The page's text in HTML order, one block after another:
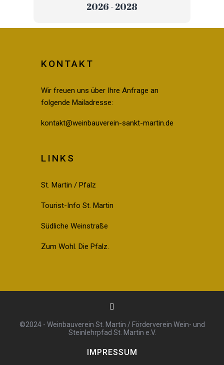
2026 - 2028
KONTAKT
Wir freuen uns über Ihre Anfrage an
folgende Mailadresse:
kontakt@weinbauverein-sankt-martin.de
LINKS
St. Martin / Pfalz
Tourist-Info St. Martin
Südliche Weinstraße
Zum Wohl. Die Pfalz.
©2024 - Weinbauverein St. Martin / Förderverein Wein- und
Steinlehrpfad St. Martin e.V.
IMPRESSUM